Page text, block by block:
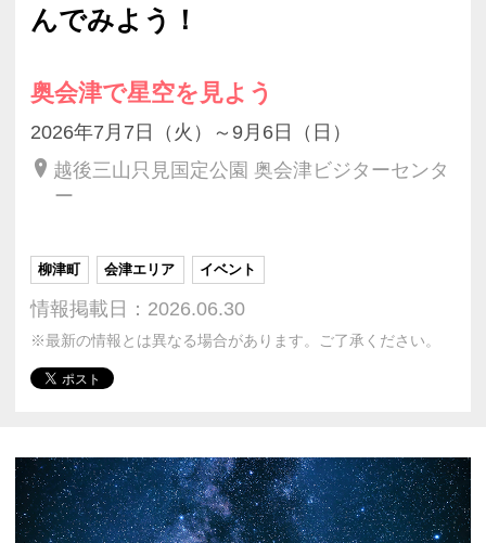
んでみよう！
奥会津で星空を見よう
2026年7月7日（火）～9月6日（日）
越後三山只見国定公園 奥会津ビジターセンタ
ー
柳津町 会津エリア イベント
情報掲載日：2026.06.30
※最新の情報とは異なる場合があります。ご了承ください。